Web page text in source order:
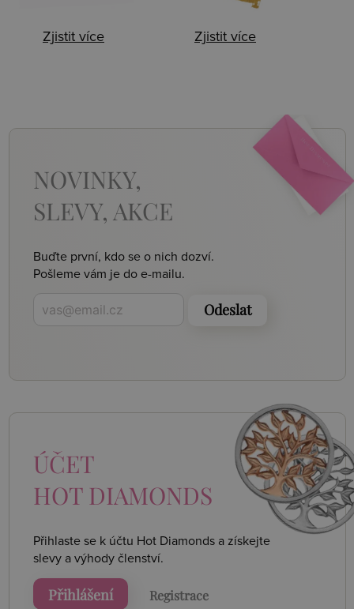
Zjistit více Zjistit více
NOVINKY,
SLEVY, AKCE
Buďte první, kdo se o nich dozví.
Pošleme vám je do e-mailu.
Odeslat
ÚČET
HOT DIAMONDS
Přihlaste se k účtu Hot Diamonds a získejte
slevy a výhody členství.
Přihlášení Registrace